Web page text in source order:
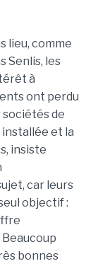
lieu, comme
Senlis, les
à
ont perdu
sociétés de
et la
insiste
car leurs
objectif :
bonnes